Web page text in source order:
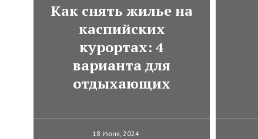
Как снять жилье на
каспийских
курортах: 4
варианта для
отдыхающих
18 Июня, 2024